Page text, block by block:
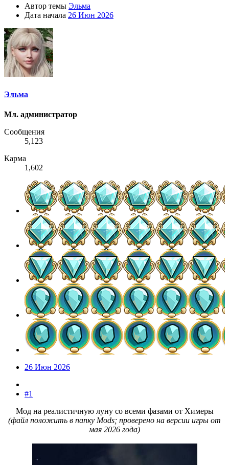
Автор темы Эльма
Дата начала 26 Июн 2026
Эльма
Мл. администратор
Сообщения
5,123
Карма
1,602
26 Июн 2026
#1
Мод на реалистичную луну со всеми фазами от Химеры
(файл положить в папку Mods; проверено на версии игры от
мая 2026 года)